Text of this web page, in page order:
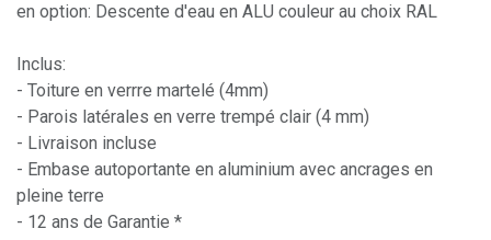
en option: Descente d'eau en ALU couleur au choix RAL
Inclus:
- Toiture en verrre martelé (4mm)
- Parois latérales en verre trempé clair (4 mm)
- Livraison incluse
- Embase autoportante en aluminium avec ancrages en
pleine terre
- 12 ans de Garantie *